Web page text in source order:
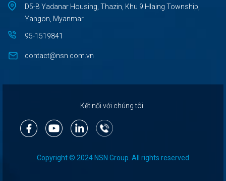
D5-B Yadanar Housing, Thazin, Khu 9 Hlaing Township,
Yangon, Myanmar
95-1519841
contact@nsn.com.vn
Copyright © 2024 NSN Group. All rights reserved
Kết nối với chúng tôi